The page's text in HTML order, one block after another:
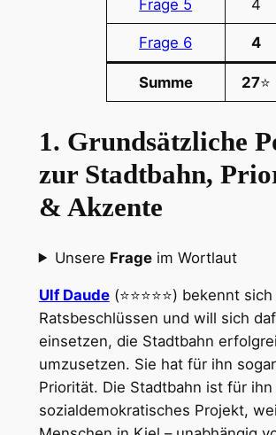
Frage 5 4
Frage 6 4
Summe 27⭐
1. Grundsätzliche
zur Stadtbahn,
& Akzente
Unsere Frageim Wortlaut
Ulf Daude(⭐⭐⭐⭐⭐) bekennt
Ratsbeschlüssen und will sich
einsetzen, die Stadtbahn
umzusetzen. Sie hat für ihn
Priorität. Die Stadtbahn ist für ihn
sozialdemokratisches Projekt,